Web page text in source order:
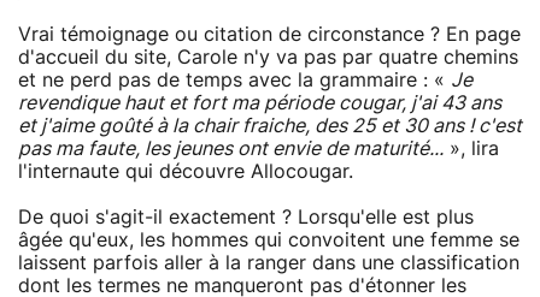
Vrai témoignage ou citation de circonstance ? En page
d'accueil du site, Carole n'y va pas par quatre chemins
et ne perd pas de temps avec la grammaire : « Je
revendique haut et fort ma période cougar, j'ai 43 ans
et j'aime goûté à la chair fraiche, des 25 et 30 ans ! c'est
pas ma faute, les jeunes ont envie de maturité... », lira
l'internaute qui découvre Allocougar.
De quoi s'agit-il exactement ? Lorsqu'elle est plus
âgée qu'eux, les hommes qui convoitent une femme se
laissent parfois aller à la ranger dans une classification
dont les termes ne manqueront pas d'étonner les